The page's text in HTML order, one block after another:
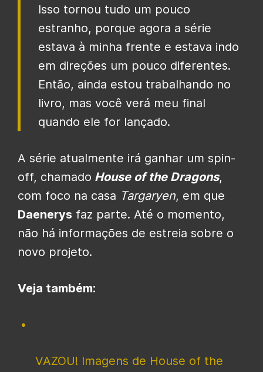
Isso tornou tudo um pouco
estranho, porque agora a série
estava à minha frente e estava indo
em direções um pouco diferentes.
Então, ainda estou trabalhando no
livro, mas você verá meu final
quando ele for lançado.
A série atualmente irá ganhar um spin-
off, chamado House of the Dragons,
com foco na casa Targaryen, em que
Daenerys faz parte. Até o momento,
não há informações de estreia sobre o
novo projeto.
Veja também:
VAZOU! Imagens de House of the